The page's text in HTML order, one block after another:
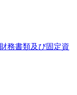
務書類及び固定資